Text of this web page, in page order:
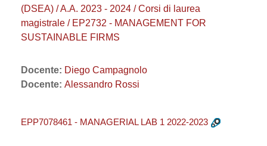
(DSEA) / A.A. 2023 - 2024 / Corsi di laurea
magistrale / EP2732 - MANAGEMENT FOR
SUSTAINABLE FIRMS
Docente: Diego Campagnolo
Docente: Alessandro Rossi
EPP7078461 - MANAGERIAL LAB 1 2022-2023